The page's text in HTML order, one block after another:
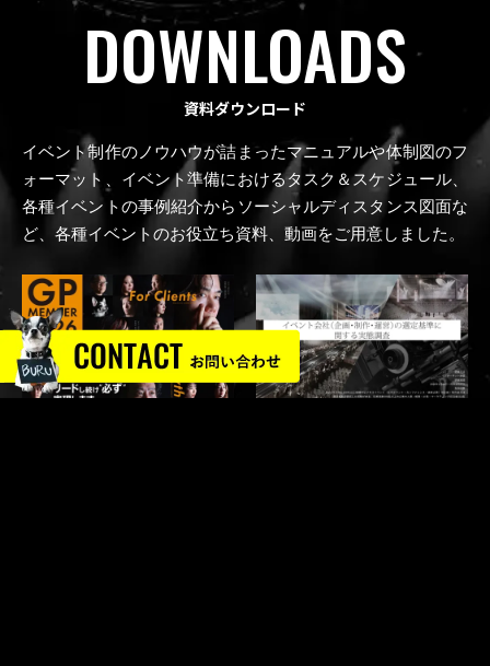
DOWNLOADS
資料ダウンロード
イベント制作のノウハウが詰まったマニュアルや体制図のフ
ォーマット、イベント準備におけるタスク＆スケジュール、
各種イベントの事例紹介からソーシャルディスタンス図面な
ど、各種イベントのお役立ち資料、動画をご用意しました。